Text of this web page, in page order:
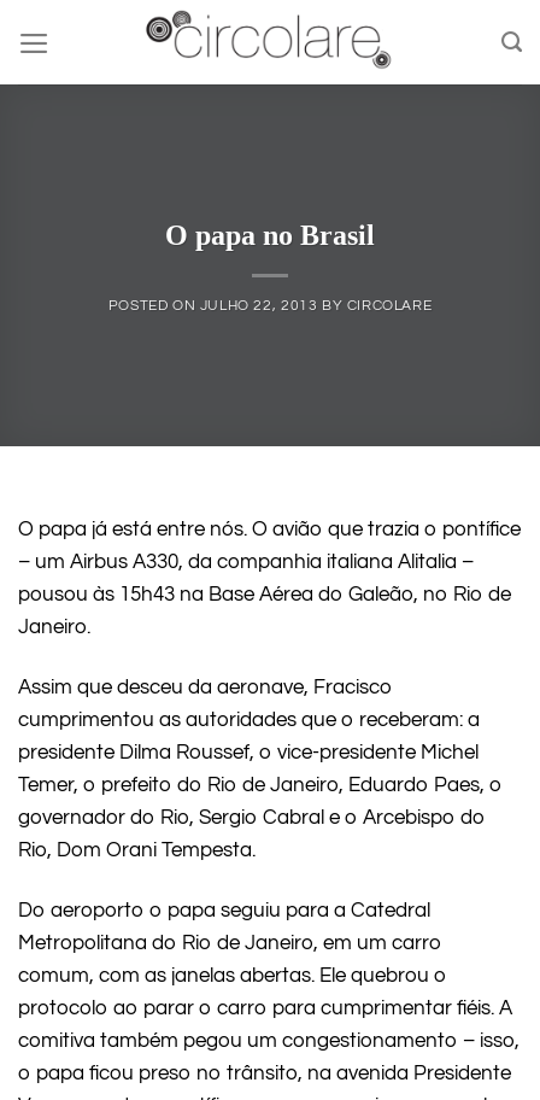
content
O papa no Brasil
POSTED ON JULHO 22, 2013 BY CIRCOLARE
O papa já está entre nós. O avião que trazia o pontífice
– um Airbus A330, da companhia italiana Alitalia –
pousou às 15h43 na Base Aérea do Galeão, no Rio de
Janeiro.
Assim que desceu da aeronave, Fracisco
cumprimentou as autoridades que o receberam: a
presidente Dilma Roussef, o vice-presidente Michel
Temer, o prefeito do Rio de Janeiro, Eduardo Paes, o
governador do Rio, Sergio Cabral e o Arcebispo do
Rio, Dom Orani Tempesta.
Do aeroporto o papa seguiu para a Catedral
Metropolitana do Rio de Janeiro, em um carro
comum, com as janelas abertas. Ele quebrou o
protocolo ao parar o carro para cumprimentar fiéis. A
comitiva também pegou um congestionamento – isso,
o papa ficou preso no trânsito, na avenida Presidente